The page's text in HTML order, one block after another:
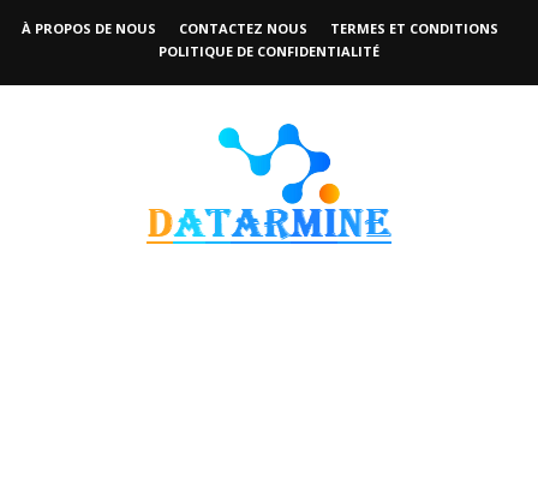
À PROPOS DE NOUS CONTACTEZ NOUS
TERMES ET CONDITIONS
POLITIQUE DE CONFIDENTIALITÉ